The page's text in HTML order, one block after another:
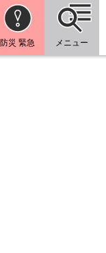
防災 緊急 メニュー